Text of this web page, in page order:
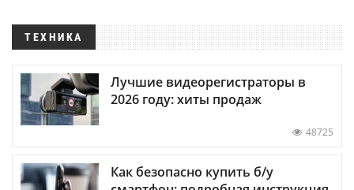
ТЕХНИКА
Лучшие видеорегистраторы в
2026 году: хиты продаж
48725
Как безопасно купить б/у